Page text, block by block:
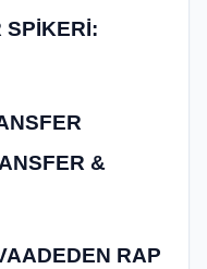
SPİKERİ:
&
RAP